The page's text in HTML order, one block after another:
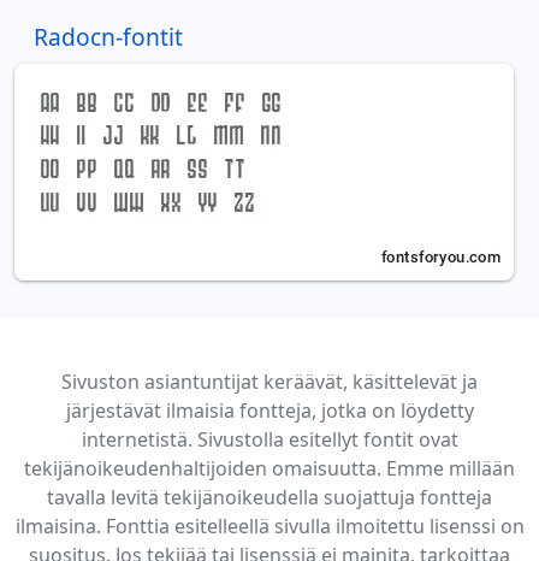
Radocn-fontit
Sivuston asiantuntijat keräävät, käsittelevät ja
järjestävät ilmaisia fontteja, jotka on löydetty
internetistä. Sivustolla esitellyt fontit ovat
tekijänoikeudenhaltijoiden omaisuutta. Emme millään
tavalla levitä tekijänoikeudella suojattuja fontteja
ilmaisina. Fonttia esitelleellä sivulla ilmoitettu lisenssi on
suositus. Jos tekijää tai lisenssiä ei mainita, tarkoittaa